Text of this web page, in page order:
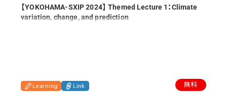
【YOKOHAMA-SXIP 2024】 Themed Lecture 1：Climate
variation, change, and prediction
Learning Link 無料